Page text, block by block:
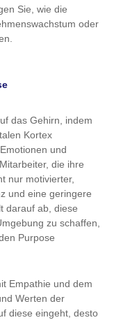
Sie, wie die
oder
das Gehirn, indem
Kortex
und
die ihre
nur motivierter,
und eine geringere
darauf ab, diese
zu schaffen,
Purpose
Empathie und dem
Werten der
diese eingeht, desto